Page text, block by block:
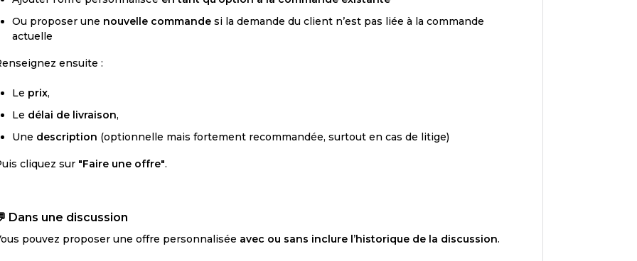
Ou proposer une nouvelle commandesi la demande du client n’est pas liée à la commande
actuelle
ensuite :
Le prix,
Le délai de livraison,
Une description (optionnelle mais fortement recommandée, surtout en cas de litige)
cliquez sur "Faire une offre".
Dans une discussion
pouvez proposer une offre personnalisée avec ou sans inclure l’historique de la discussion.